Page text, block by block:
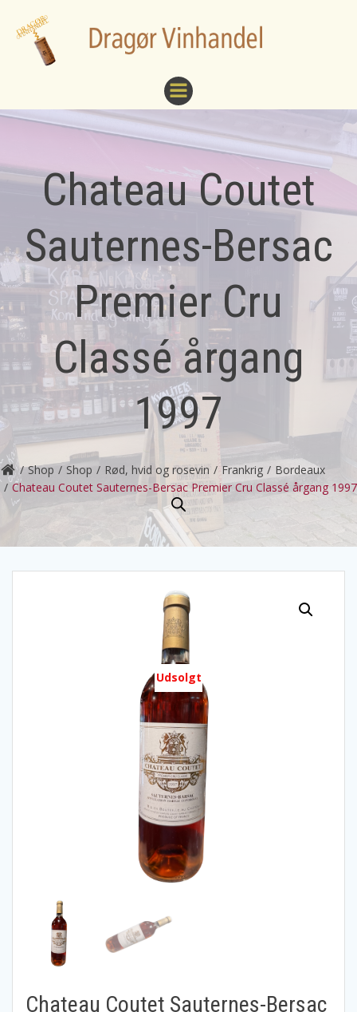
indhold
Chateau Coutet
Sauternes-Bersac
Premier Cru
Classé årgang
1997
Shop Shop Rød, hvid og rosevin Frankrig
Bordeaux
Chateau Coutet Sauternes-Bersac Premier Cru Classé årgang 1997
Udsolgt
Chateau Coutet Sauternes-Bersac